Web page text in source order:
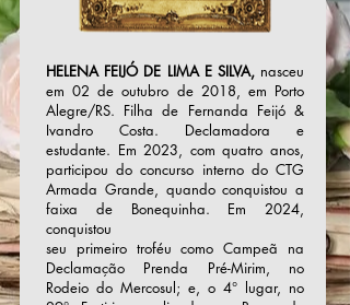
HELENA FEIJÓ DE LIMA E SILVA, nasceu
em 02 de outubro de 2018, em Porto
Alegre/RS. Filha de Fernanda Feijó &
Ivandro Costa. Declamadora e
estudante. Em 2023, com quatro anos,
participou do concurso interno do CTG
Armada Grande, quando conquistou a
faixa de Bonequinha. Em 2024,
conquistou
seu primeiro troféu como Campeã na
Declamação Prenda Pré-Mirim, no
Rodeio do Mercosul; e, o 4° lugar, no